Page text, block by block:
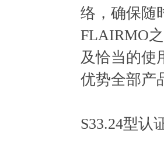
络，确保随
FLAIRMO
及恰当的使
优势全部产
S33.24型认